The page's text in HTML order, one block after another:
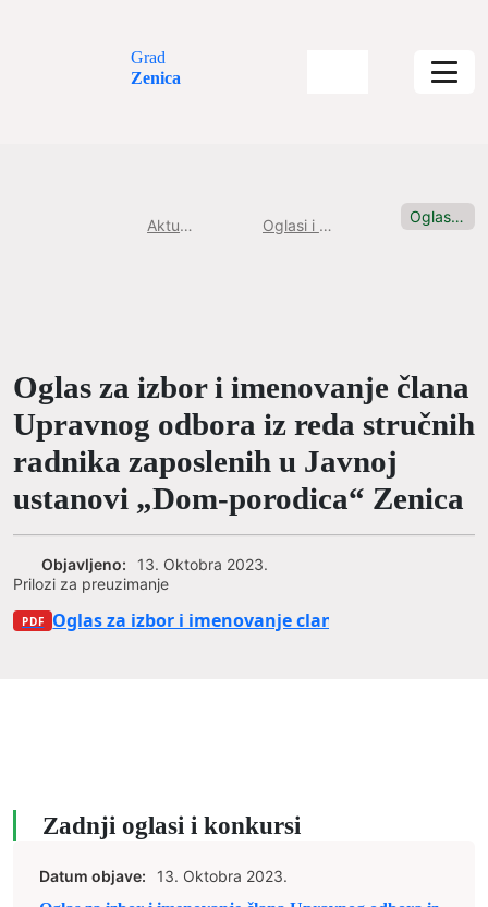
Grad
Zenica
Aktuelnosti Oglasi i konkursi Oglas za izbor i imenovanje...
Oglas za izbor i imenovanje člana
Upravnog odbora iz reda stručnih
radnika zaposlenih u Javnoj
ustanovi „Dom-porodica“ Zenica
Prilozi za preuzimanje
Oglas za izbor i imenovanje clana Upravnog
Objavljeno: 13. Oktobra 2023.
Zadnji oglasi i konkursi
Datum objave:
13. Oktobra 2023.